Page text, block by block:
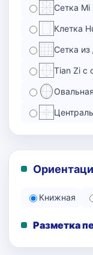
Сетка Mi
Клетка
Сетка из
Tian Zi с
Книжная
Разметка